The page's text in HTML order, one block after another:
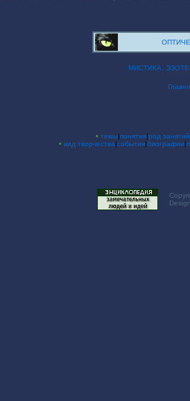
МИСТИКА,
• темы|понятия|род занятий
• вид творчества|события|биографии|